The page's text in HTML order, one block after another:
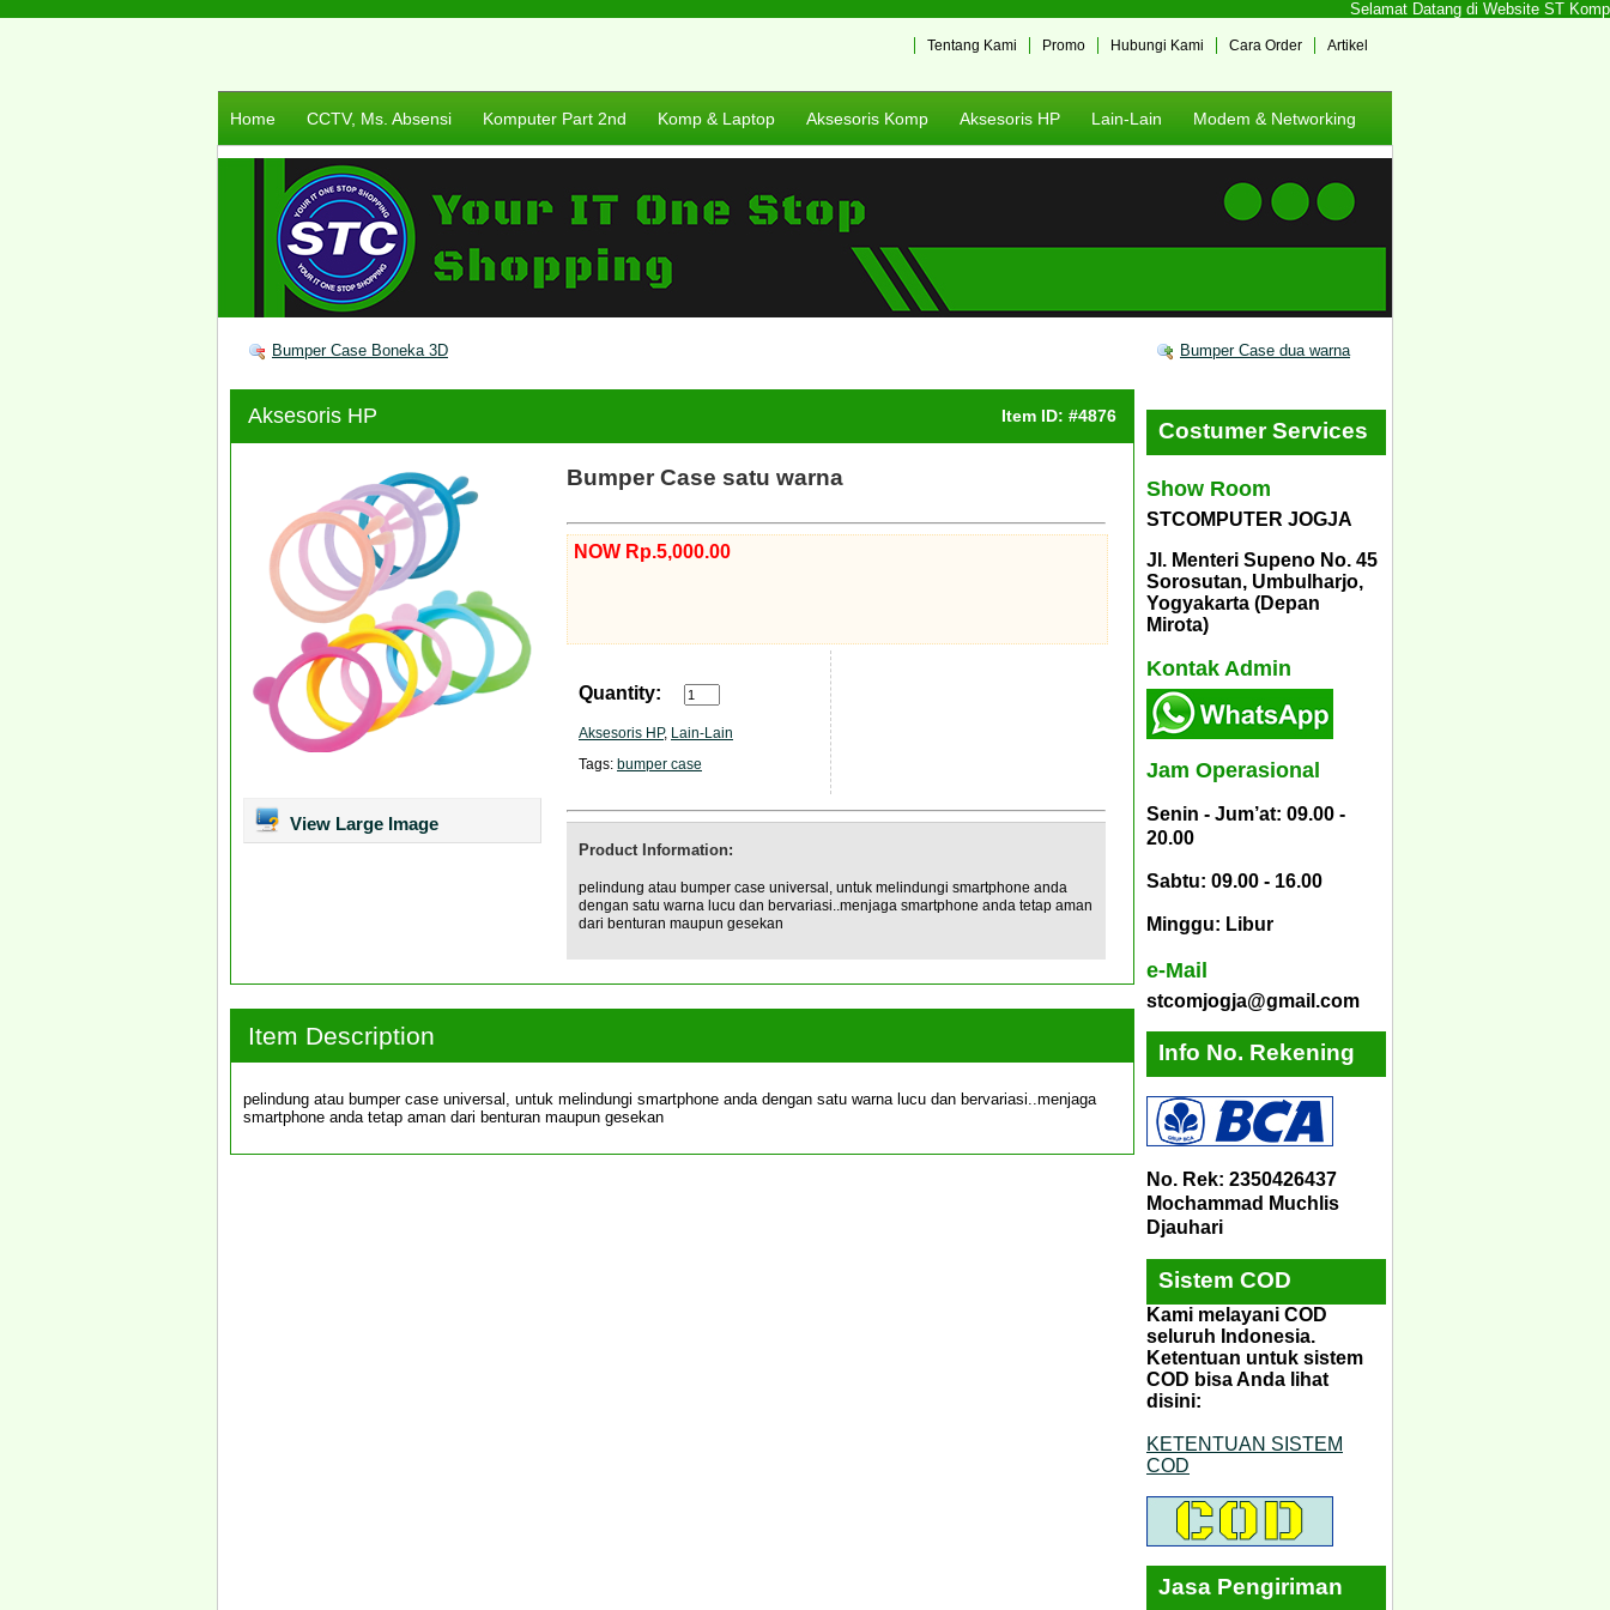
Selamat Datang di Website ST
Artikel
Cara Order
Hubungi Kami
Promo
Tentang Kami
Home CCTV, Ms. Absensi Komputer Part 2nd Komp & Laptop Aksesoris Komp Aksesoris HP Lain-Lain Modem & Networking
Bumper Case Boneka 3D Bumper Case dua warna
Aksesoris HP Item ID: #4876
View Large Image
Bumper Case satu warna
NOW Rp.5,000.00
Quantity:
Aksesoris HP, Lain-Lain
Tags: bumper case
Product Information:
pelindung atau bumper case universal, untuk melindungi smartphone anda
dengan satu warna lucu dan bervariasi..menjaga smartphone anda tetap aman
dari benturan maupun gesekan
Item Description
pelindung atau bumper case universal, untuk melindungi smartphone anda dengan satu warna lucu dan bervariasi..menjaga
smartphone anda tetap aman dari benturan maupun gesekan
Costumer Services
Show Room
STCOMPUTER JOGJA
Jl. Menteri Supeno No. 45
Sorosutan, Umbulharjo,
Yogyakarta (Depan
Mirota)
Kontak Admin
Jam Operasional
Senin - Jum’at: 09.00 -
20.00
Sabtu: 09.00 - 16.00
Minggu: Libur
e-Mail
stcomjogja@gmail.com
Info No. Rekening
No. Rek: 2350426437
Mochammad Muchlis
Djauhari
Sistem COD
Kami melayani COD
seluruh Indonesia.
Ketentuan untuk sistem
COD bisa Anda lihat
disini:
KETENTUAN SISTEM
COD
Jasa Pengiriman